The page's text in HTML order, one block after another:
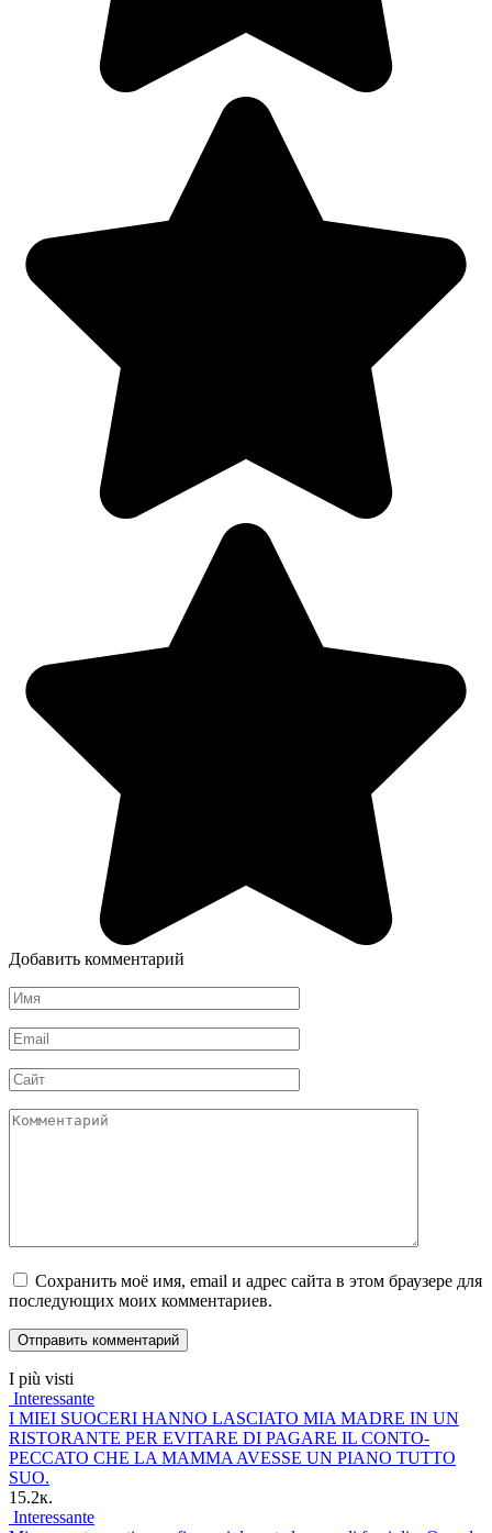
Добавить комментарий
Имя
*
Email
*
Сайт
Комментарий
Сохранить моё имя, email и адрес сайта в этом браузере для
последующих моих комментариев.
I più visti
Interessante
I MIEI SUOCERI HANNO LASCIATO MIA MADRE IN UN
RISTORANTE PER EVITARE DI PAGARE IL CONTO-
PECCATO CHE LA MAMMA AVESSE UN PIANO TUTTO
SUO.
15.2к.
Interessante